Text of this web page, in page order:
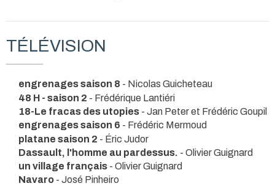
TÉLÉVISION
engrenages saison 8 - Nicolas Guicheteau
48 H - saison 2 - Frédérique Lantiéri
18-Le fracas des utopies - Jan Peter et Frédéric Goupil
engrenages saison 6 - Frédéric Mermoud
platane saison 2 - Éric Judor
Dassault, l'homme au pardessus. - Olivier Guignard
un village français - Olivier Guignard
Navaro - José Pinheiro